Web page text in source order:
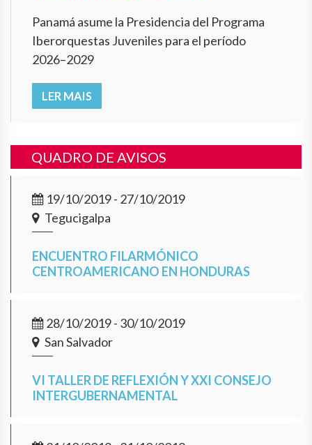
Panamá asume la Presidencia del Programa
Iberorquestas Juveniles para el período
2026–2029
LER MAIS
QUADRO DE AVISOS
19/10/2019 - 27/10/2019
Tegucigalpa
ENCUENTRO FILARMÓNICO
CENTROAMERICANO EN HONDURAS
28/10/2019 - 30/10/2019
San Salvador
VI TALLER DE REFLEXIÓN Y XXI CONSEJO
INTERGUBERNAMENTAL